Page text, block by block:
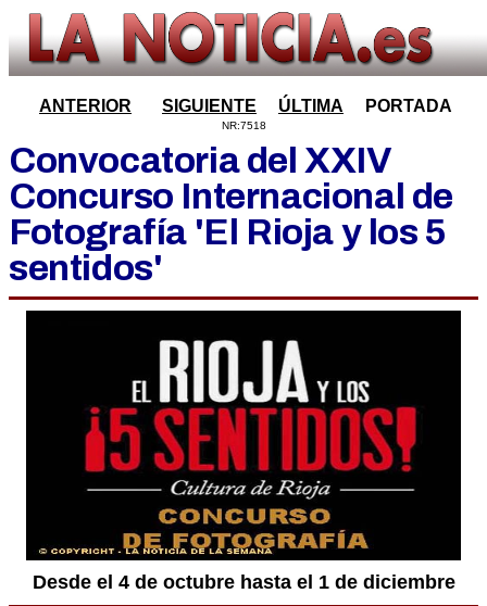
ANTERIOR SIGUIENTE ÚLTIMA PORTADA
NR:7518
Convocatoria del XXIV
Concurso Internacional de
Fotografía 'El Rioja y los 5
sentidos'
Desde el 4 de octubre hasta el 1 de diciembre